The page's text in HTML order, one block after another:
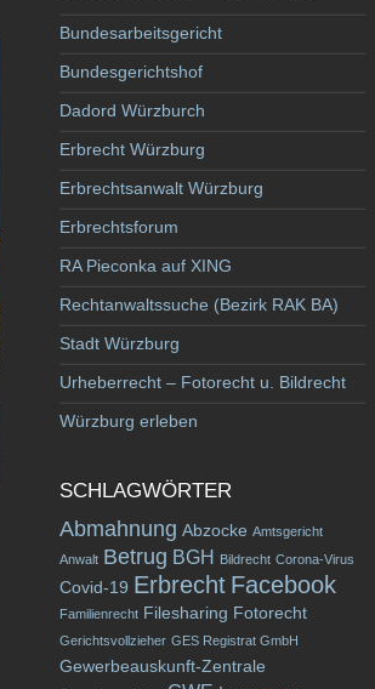
Bundesarbeitsgericht
Bundesgerichtshof
Dadord Würzburch
Erbrecht Würzburg
Erbrechtsanwalt Würzburg
Erbrechtsforum
RA Pieconka auf XING
Rechtanwaltssuche (Bezirk RAK BA)
Stadt Würzburg
Urheberrecht – Fotorecht u. Bildrecht
Würzburg erleben
SCHLAGWÖRTER
Abmahnung Abzocke Amtsgericht
Anwalt Betrug BGH Bildrecht Corona-Virus
Covid-19 Erbrecht Facebook
Familienrecht Filesharing Fotorecht
Gerichtsvollzieher GES Registrat GmbH
Gewerbeauskunft-Zentrale